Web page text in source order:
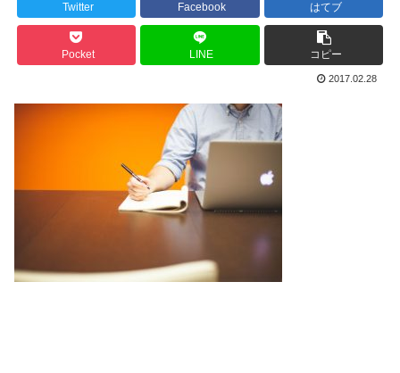
Twitter Facebook はてブ
Pocket LINE コピー
2017.02.28